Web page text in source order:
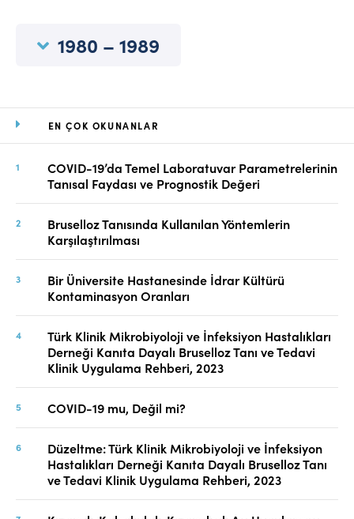
EN ÇOK OKUNANLAR
COVID-19’da Temel Laboratuvar Parametrelerinin
Tanısal Faydası ve Prognostik Değeri
Bruselloz Tanısında Kullanılan Yöntemlerin
Karşılaştırılması
Bir Üniversite Hastanesinde İdrar Kültürü
Kontaminasyon Oranları
Türk Klinik Mikrobiyoloji ve İnfeksiyon Hastalıkları
Derneği Kanıta Dayalı Bruselloz Tanı ve Tedavi
Klinik Uygulama Rehberi, 2023
COVID-19 mu, Değil mi?
Düzeltme: Türk Klinik Mikrobiyoloji ve İnfeksiyon
Hastalıkları Derneği Kanıta Dayalı Bruselloz Tanı
ve Tedavi Klinik Uygulama Rehberi, 2023
1980 – 1989